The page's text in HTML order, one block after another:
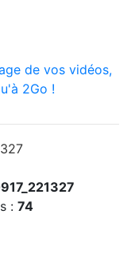
de vos vidéos,
2Go !
: 74